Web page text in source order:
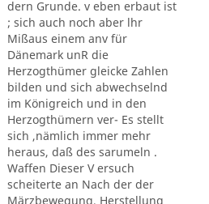
dern Grunde. v eben erbaut ist
; sich auch noch aber lhr
Mißaus einem anv für
Dänemark unR die
Herzogthümer gleicke Zahlen
bilden und sich abwechselnd
im Königreich und in den
Herzogthümern ver- Es stellt
sich ,nämlich immer mehr
heraus, daß des sarumeln .
Waffen Dieser V ersuch
scheiterte an Nach der der
Märzbewegung, Herstellung